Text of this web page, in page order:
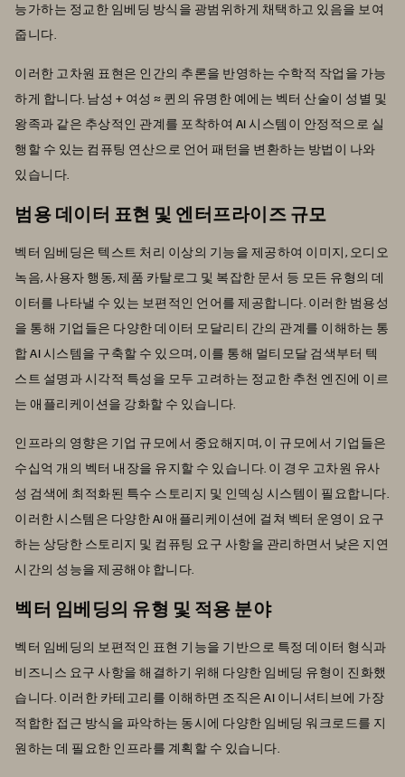
능가하는 정교한 임베딩 방식을 광범위하게 채택하고 있음을 보여
줍니다.
이러한 고차원 표현은 인간의 추론을 반영하는 수학적 작업을 가능
하게 합니다. 남성 + 여성 ≈ 퀸의 유명한 예에는 벡터 산술이 성별 및
왕족과 같은 추상적인 관계를 포착하여 AI 시스템이 안정적으로 실
행할 수 있는 컴퓨팅 연산으로 언어 패턴을 변환하는 방법이 나와
있습니다.
범용 데이터 표현 및 엔터프라이즈 규모
벡터 임베딩은 텍스트 처리 이상의 기능을 제공하여 이미지, 오디오
녹음, 사용자 행동, 제품 카탈로그 및 복잡한 문서 등 모든 유형의 데
이터를 나타낼 수 있는 보편적인 언어를 제공합니다. 이러한 범용성
을 통해 기업들은 다양한 데이터 모달리티 간의 관계를 이해하는 통
합 AI 시스템을 구축할 수 있으며, 이를 통해 멀티모달 검색부터 텍
스트 설명과 시각적 특성을 모두 고려하는 정교한 추천 엔진에 이르
는 애플리케이션을 강화할 수 있습니다.
인프라의 영향은 기업 규모에서 중요해지며, 이 규모에서 기업들은
수십억 개의 벡터 내장을 유지할 수 있습니다. 이 경우 고차원 유사
성 검색에 최적화된 특수 스토리지 및 인덱싱 시스템이 필요합니다.
이러한 시스템은 다양한 AI 애플리케이션에 걸쳐 벡터 운영이 요구
하는 상당한 스토리지 및 컴퓨팅 요구 사항을 관리하면서 낮은 지연
시간의 성능을 제공해야 합니다.
벡터 임베딩의 유형 및 적용 분야
벡터 임베딩의 보편적인 표현 기능을 기반으로 특정 데이터 형식과
비즈니스 요구 사항을 해결하기 위해 다양한 임베딩 유형이 진화했
습니다. 이러한 카테고리를 이해하면 조직은 AI 이니셔티브에 가장
적합한 접근 방식을 파악하는 동시에 다양한 임베딩 워크로드를 지
원하는 데 필요한 인프라를 계획할 수 있습니다.